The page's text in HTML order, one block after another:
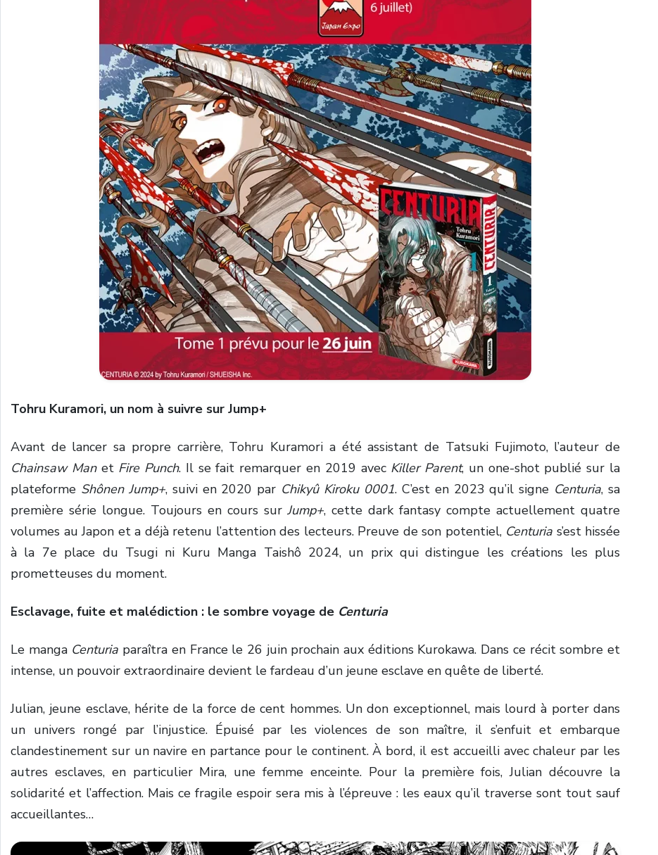
Tohru Kuramori, un nom à suivre sur Jump+
Avant de lancer sa propre carrière, Tohru Kuramori a été assistant de Tatsuki Fujimoto, l’auteur de
Chainsaw Manet Fire Punch. Il se fait remarquer en 2019 avec Killer Parent, un one-shot publié sur la
plateforme Shônen Jump+, suivi en 2020 par Chikyû Kiroku 0001. C’est en 2023 qu’il signe Centuria, sa
première série longue. Toujours en cours surJump+, cette dark fantasy compte actuellement quatre
volumes au Japon et a déjà retenu l’attention des lecteurs. Preuve de son potentiel, Centuria s’est hissée
à la 7e place du Tsugi ni Kuru Manga Taishô 2024, un prix qui distingue les créations les plus
prometteuses du moment.
Esclavage, fuite et malédiction : le sombre voyage de Centuria
Le manga Centuria paraîtra en France le 26 juin prochain aux éditions Kurokawa. Dans ce récit sombre et
intense, un pouvoir extraordinaire devient le fardeau d’un jeune esclave en quête de liberté.
Julian, jeune esclave, hérite de la force de cent hommes. Un don exceptionnel, mais lourd à porter dans
un univers rongé par l’injustice. Épuisé par les violences de son maître, il s’enfuit et embarque
clandestinement sur un navire en partance pour le continent. À bord, il est accueilli avec chaleur par les
autres esclaves, en particulier Mira, une femme enceinte. Pour la première fois, Julian découvre la
solidarité et l’affection. Mais ce fragile espoir sera mis à l’épreuve : les eaux qu’il traverse sont tout sauf
accueillantes…